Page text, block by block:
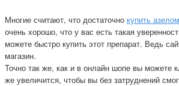
Многие считают, что достаточно купить
очень хорошо, что у вас есть такая
можете быстро купить этот препарат. Ведь
магазин.
Точно так же, как и в онлайн шопе вы можете
же увеличится, чтобы вы без затруднений